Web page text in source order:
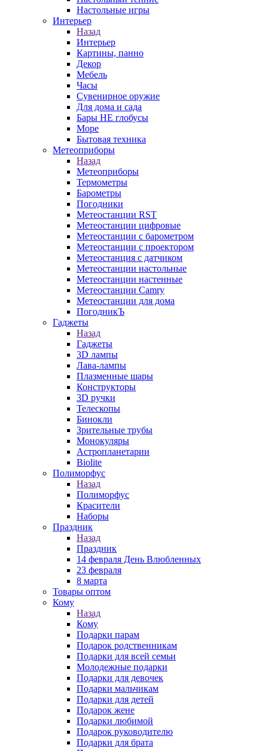
Настольные игры
Интерьер
Назад
Интерьер
Картины, панно
Декор
Мебель
Часы
Сувенирное оружие
Для дома и сада
Бары НЕ глобусы
Море
Бытовая техника
Метеоприборы
Назад
Метеоприборы
Термометры
Барометры
Погодники
Метеостанции RST
Метеостанции цифровые
Метеостанции с барометром
Метеостанции с проектором
Метеостанция с датчиком
Метеостанции настольные
Метеостанции настенные
Метеостанции Camry
Метеостанции для дома
ПогодникЪ
Гаджеты
Назад
Гаджеты
3D лампы
Лава-лампы
Плазменные шары
Конструкторы
3D ручки
Телескопы
Бинокли
Зрительные трубы
Монокуляры
Астропланетарии
Biolite
Полиморфус
Назад
Полиморфус
Красители
Наборы
Праздник
Назад
Праздник
14 февраля День Влюбленных
23 февраля
8 марта
Товары оптом
Кому
Назад
Кому
Подарки парам
Подарок родственникам
Подарки для всей семьи
Молодежные подарки
Подарки для девочек
Подарки мальчикам
Подарки для детей
Подарок жене
Подарки любимой
Подарок руководителю
Подарки для брата